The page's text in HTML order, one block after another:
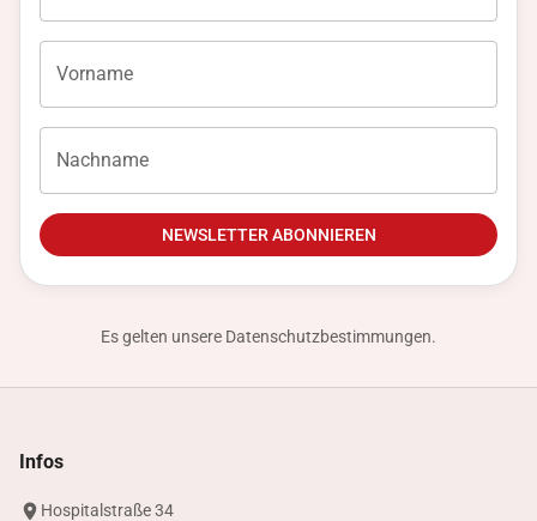
Vorname
Nachname
NEWSLETTER ABONNIEREN
Es gelten unsere Datenschutzbestimmungen.
Infos
Hospitalstraße 34